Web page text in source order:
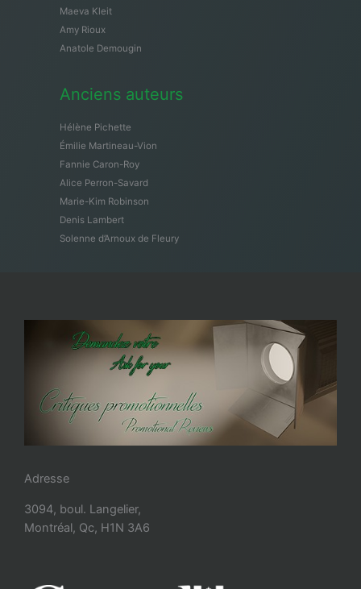
Maeva Kleit
Amy Rioux
Anatole Demougin
Anciens auteurs
Hélène Pichette
Émilie Martineau-Vion
Fannie Caron-Roy
Alice Perron-Savard
Marie-Kim Robinson
Denis Lambert
Solenne d’Arnoux de Fleury
Adresse
3094, boul. Langelier,
Montréal, Qc, H1N 3A6